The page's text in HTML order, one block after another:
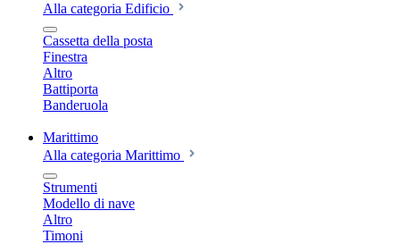
Alla categoria Edificio
Cassetta della posta
Finestra
Altro
Battiporta
Banderuola
Marittimo
Alla categoria Marittimo
Strumenti
Modello di nave
Altro
Timoni